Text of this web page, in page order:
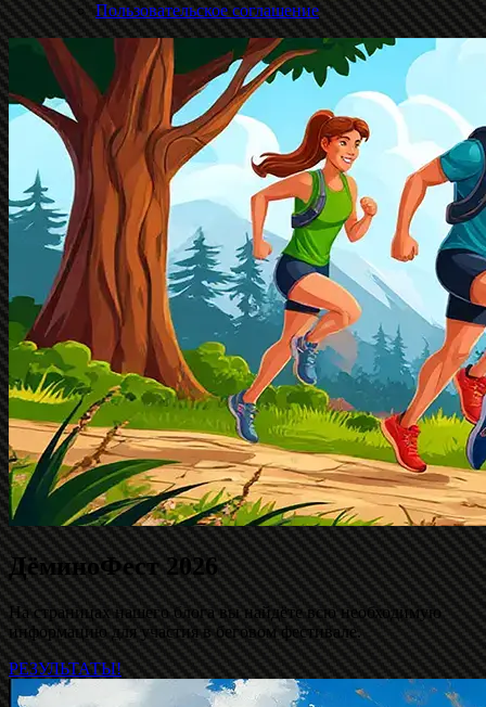
Пользовательское соглашение
ДёминоФест 2026
На страницах нашего блога вы найдёте всю необходимую
информацию для участия в беговом фестивале.
РЕЗУЛЬТАТЫ!